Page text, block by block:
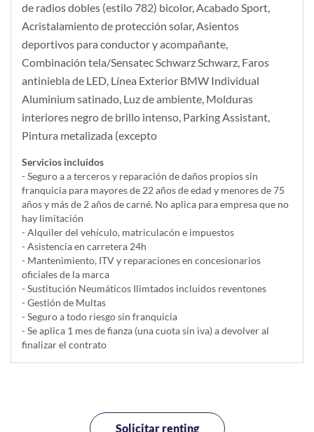
de radios dobles (estilo 782) bicolor, Acabado Sport,
Acristalamiento de protección solar, Asientos
deportivos para conductor y acompañante,
Combinación tela/Sensatec Schwarz Schwarz, Faros
antiniebla de LED, Línea Exterior BMW Individual
Aluminium satinado, Luz de ambiente, Molduras
interiores negro de brillo intenso, Parking Assistant,
Pintura metalizada (excepto
Servicios incluidos
- Seguro a a terceros y reparación de daños propios sin
franquicia para mayores de 22 años de edad y menores de 75
años y más de 2 años de carné. No aplica para empresa que no
hay limitación
- Alquiler del vehí­culo, matriculacón e impuestos
- Asistencia en carretera 24h
- Mantenimiento, ITV y reparaciones en concesionarios
oficiales de la marca
- Sustitución Neumáticos Ilimtados incluidos reventones
- Gestión de Multas
- Seguro a todo riesgo sin franquicia
- Se aplica 1 mes de fianza (una cuota sin iva) a devolver al
finalizar el contrato
Solicitar renting